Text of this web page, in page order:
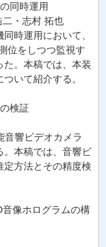
同時運用
・志村 拓也
時運用において、
位をしつつ監視す
た。本稿では、本装
いて紹介する。
検証
音響ビデオカメラ
。本稿では、音響ビ
方法とその精度検
像ホログラムの構